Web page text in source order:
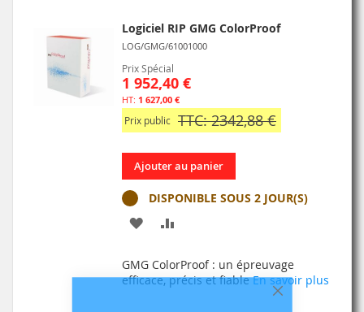
Fermer
Logiciel RIP GMG ColorProof
LOG/GMG/61001000
Prix Spécial
1 952,40 €
1 627,00 €
Prix public TTC: 2342,88 €
Ajouter au panier
DISPONIBLE SOUS 2 JOUR(S)
AJOUTER
MA
COMPARATEUR
GMG ColorProof : un épreuvage
efficace, précis et fiableEn savoir plus